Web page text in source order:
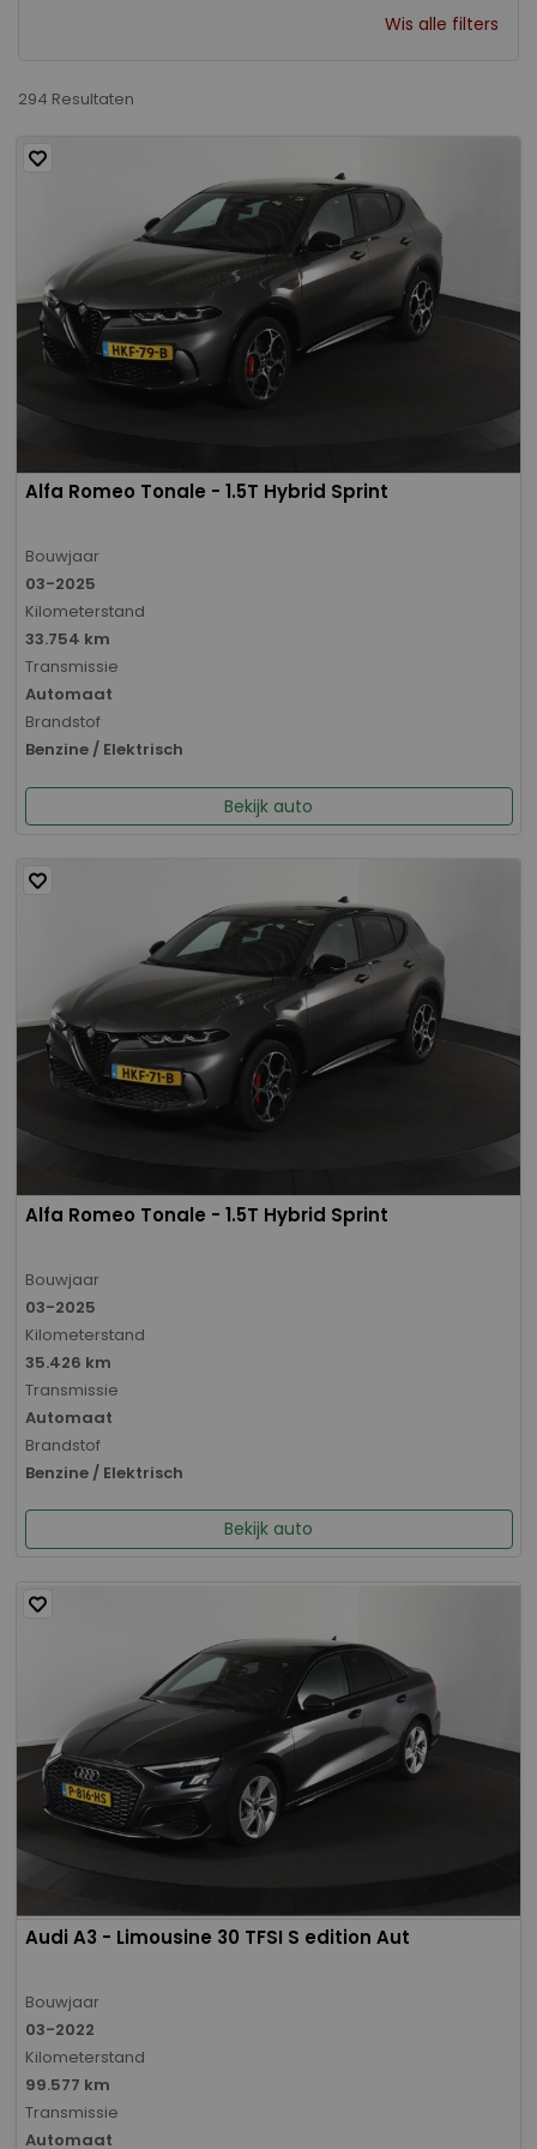
Wis alle filters
294 Resultaten
Alfa Romeo Tonale - 1.5T Hybrid Sprint
Bouwjaar
03-2025
Kilometerstand
33.754 km
Transmissie
Automaat
Brandstof
Benzine / Elektrisch
Bekijk auto
Alfa Romeo Tonale - 1.5T Hybrid Sprint
Bouwjaar
03-2025
Kilometerstand
35.426 km
Transmissie
Automaat
Brandstof
Benzine / Elektrisch
Bekijk auto
Audi A3 - Limousine 30 TFSI S edition Aut
Bouwjaar
03-2022
Kilometerstand
99.577 km
Transmissie
Automaat